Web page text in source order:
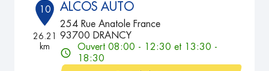
10
26.21
km
ALCOS AUTO
254 Rue Anatole France
93700 DRANCY
Ouvert 08:00 - 12:30 et 13:30 -
18:30